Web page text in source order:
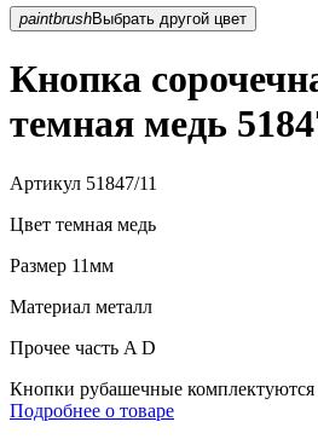
paintbrush Выбрать другой цвет
Кнопка
темная медь
Артикул 51847/11
Цвет темная медь
Размер 11мм
Материал металл
Прочее часть A D
Кнопки рубашечные комплектуются
Подробнее о товаре